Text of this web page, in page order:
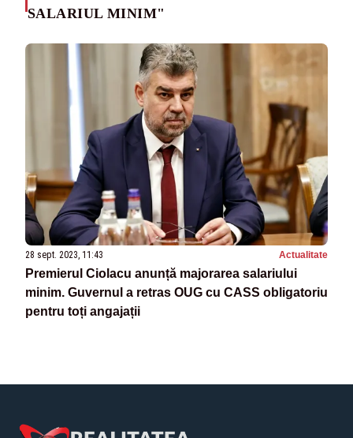
SALARIUL MINIM"
28 sept. 2023, 11:43 Actualitate
Premierul Ciolacu anunță majorarea salariului
minim. Guvernul a retras OUG cu CASS obligatoriu
pentru toți angajații